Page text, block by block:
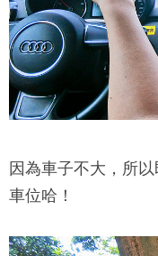
因為車子不大，所
車位哈！